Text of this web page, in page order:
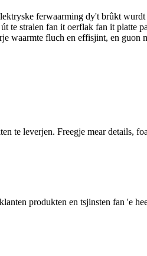
ferwaarming dy't brûkt
te stralen fan it oerflak fan it platte
waarmte fluch en effisjint, en
te leverjen. Freegje mear details,
produkten en tsjinsten fan 'e